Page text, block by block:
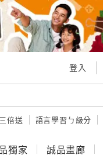
登入
倍送 語言學習ㄅ級分
獨家 誠品畫廊